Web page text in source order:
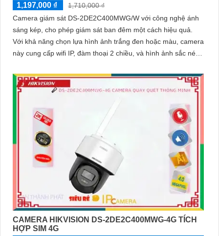
1,197,000 ₫
1,710,000 ₫
Camera giám sát DS-2DE2C400MWG/W với công nghệ ánh
sáng kép, cho phép giám sát ban đêm một cách hiệu quả.
Với khả năng chọn lựa hình ảnh trắng đen hoặc màu, camera
này cung cấp wifi IP, đàm thoại 2 chiều, và hình ảnh sắc nét
CAMERA HIKVISION DS-2DE2C400MWG-4G TÍCH
HỢP SIM 4G